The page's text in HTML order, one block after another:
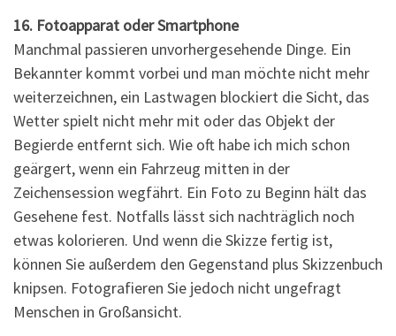
16. Fotoapparat oder Smartphone
Manchmal passieren unvorhergesehende Dinge. Ein
Bekannter kommt vorbei und man möchte nicht mehr
weiterzeichnen, ein Lastwagen blockiert die Sicht, das
Wetter spielt nicht mehr mit oder das Objekt der
Begierde entfernt sich. Wie oft habe ich mich schon
geärgert, wenn ein Fahrzeug mitten in der
Zeichensession wegfährt. Ein Foto zu Beginn hält das
Gesehene fest. Notfalls lässt sich nachträglich noch
etwas kolorieren. Und wenn die Skizze fertig ist,
können Sie außerdem den Gegenstand plus Skizzenbuch
knipsen. Fotografieren Sie jedoch nicht ungefragt
Menschen in Großansicht.